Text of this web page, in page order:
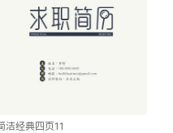
洁经典四页11